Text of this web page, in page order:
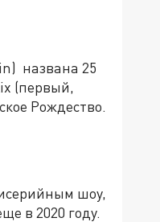
названа 25
(первый,
Рождество.
шоу,
в 2020 году.